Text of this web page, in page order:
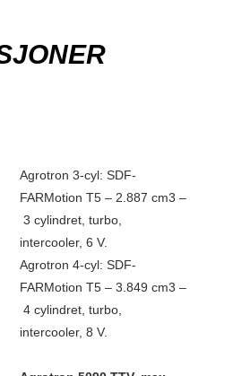
Agrotron 3-cyl: SDF-
FARMotion T5 – 2.887 cm3 –
3 cylindret, turbo,
intercooler, 6 V.
Agrotron 4-cyl: SDF-
FARMotion T5 – 3.849 cm3 –
4 cylindret, turbo,
intercooler, 8 V.